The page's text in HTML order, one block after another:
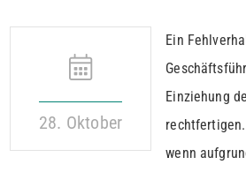
28. Oktober
Ein
Einziehung
wenn